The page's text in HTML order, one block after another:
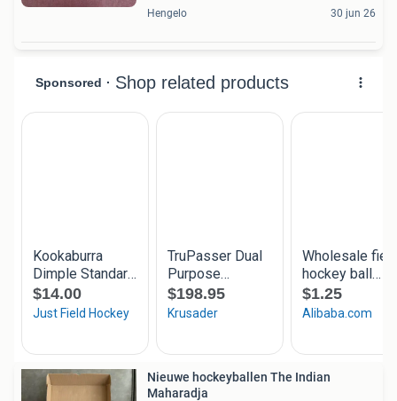
Hengelo 30 jun 26
Nieuwe hockeyballen The Indian
Maharadja